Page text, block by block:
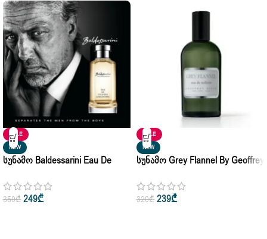
SALE
NEW
Სუნამო Baldessarini Eau De
Concentree 50ml • 75ml
350₾ 249₾
SALE
NEW
Სუნამო Grey Flannel By Geoffrey
120ml • 240ml
320₾ 239₾